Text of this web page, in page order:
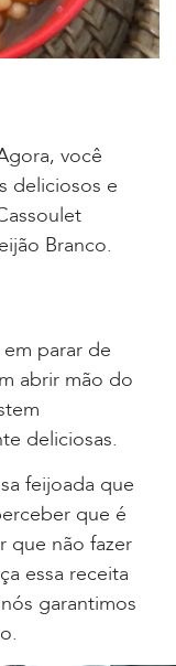
você
deliciosos e
Branco.
parar de
abrir mão do
deliciosas.
feijoada que
que é
que não fazer
essa receita
garantimos